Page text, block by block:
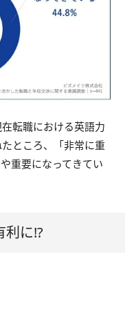
転職における英語力
ところ、「非常に重
重要になってきてい
利に⁉